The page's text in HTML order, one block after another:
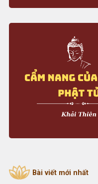
Bài viết mới nhất